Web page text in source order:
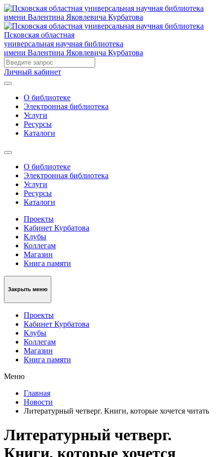
Псковская областная
универсальная научная библиотека
имени Валентина Яковлевича Курбатова
Личный кабинет
О библиотеке
Электронная библиотека
Услуги
Ресурсы
Каталоги
О библиотеке
Электронная библиотека
Услуги
Ресурсы
Каталоги
Проекты
Кабинет Курбатова
Клубы
Коллегам
Магазин
Книга памяти
Закрыть меню
Проекты
Кабинет Курбатова
Клубы
Коллегам
Магазин
Книга памяти
Меню
Главная
Новости
Литературный четверг. Книги, которые хочется читать
Литературный четверг.
Книги, которые хочется